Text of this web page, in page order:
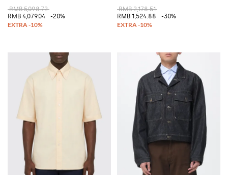
RMB 5,098.72
RMB 4,079.04
-20%
RMB 2,178.51
RMB 1,524.88
-30%